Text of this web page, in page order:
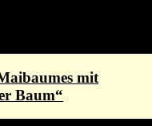
mit
Baum“